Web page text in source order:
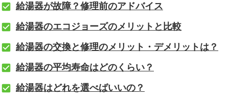
給湯器が故障？修理前のアドバイス
給湯器のエコジョーズのメリットと比較
給湯器の交換と修理のメリット・デメリットは？
給湯器の平均寿命はどのくらい？
給湯器はどれを選べばいいの？